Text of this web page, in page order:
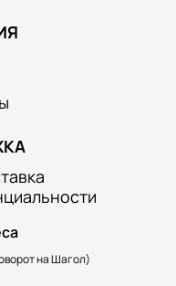
на Шагол)